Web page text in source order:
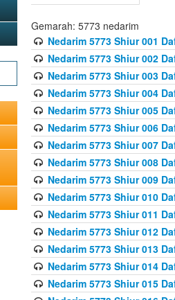
Gemarah: 5773 nedarim
Nedarim 5773 Shiur 001
Nedarim 5773 Shiur 002
Nedarim 5773 Shiur 003
Nedarim 5773 Shiur 004
Nedarim 5773 Shiur 005
Nedarim 5773 Shiur 006
Nedarim 5773 Shiur 007
Nedarim 5773 Shiur 008
Nedarim 5773 Shiur 009
Nedarim 5773 Shiur 010
Nedarim 5773 Shiur 011
Nedarim 5773 Shiur 012
Nedarim 5773 Shiur 013
Nedarim 5773 Shiur 014
Nedarim 5773 Shiur 015